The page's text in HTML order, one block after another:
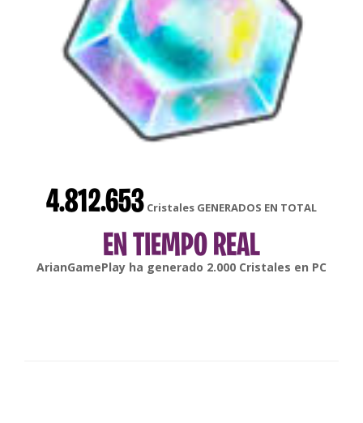
4.812.653 Cristales GENERADOS EN TOTAL
EN TIEMPO REAL
gonsabellaha generado6.000Cristales enAndroid